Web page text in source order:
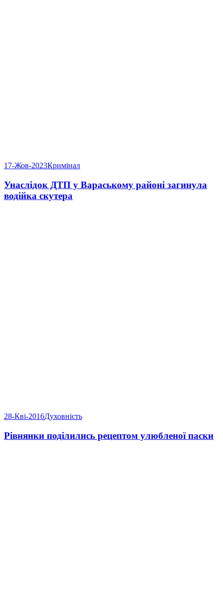
17-Жов-2023Кримінал
Унаслідок ДТП у Вараському районі загинула
водійка скутера
28-Кві-2016Духовність
Рівнянки поділились рецептом улюбленої паски